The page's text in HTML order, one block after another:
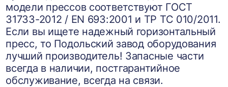
модели прессов соответствуют ГОСТ
31733-2012 / EN 693:2001 и ТР ТС 010/2011.
Если вы ищете надежный горизонтальный
пресс, то Подольский завод оборудования
лучший производитель! Запасные части
всегда в наличии, постгарантийное
обслуживание, всегда на связи.